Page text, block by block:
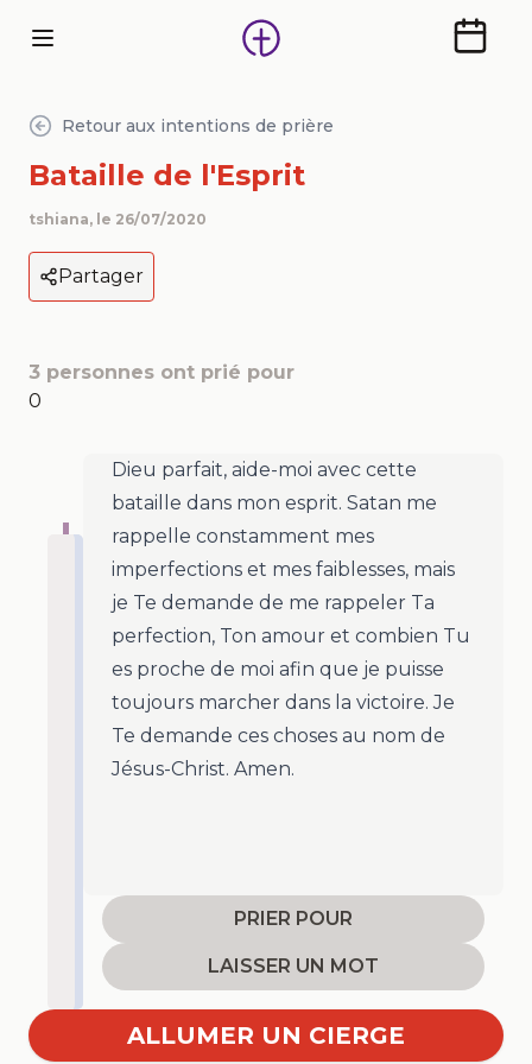
Retour aux intentions de prière
Bataille de l'Esprit
tshiana, le 26/07/2020
Partager
3 personnes ont prié pour
0
Dieu parfait, aide-moi avec cette
bataille dans mon esprit. Satan me
rappelle constamment mes
imperfections et mes faiblesses, mais
je Te demande de me rappeler Ta
perfection, Ton amour et combien Tu
es proche de moi afin que je puisse
toujours marcher dans la victoire. Je
Te demande ces choses au nom de
Jésus-Christ. Amen.
PRIER POUR
LAISSER UN MOT
ALLUMER UN CIERGE